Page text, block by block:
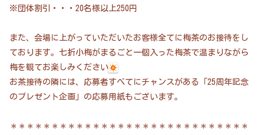
※団体割引・・・20名様以上250円
また、会場に上がっていただいたお客様全てに梅茶のお接待をし
ております。七折小梅がまるごと一個入った梅茶で温まりながら
梅を観てお楽しみください
お茶接待の隣には、応募者すべてにチャンスがある「25周年記念
のプレゼント企画」の応募用紙もございます。
＊＊＊＊＊＊＊＊＊＊＊＊＊＊＊＊＊＊＊＊＊＊＊＊＊＊＊＊＊